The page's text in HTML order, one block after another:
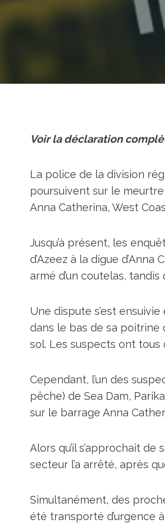
Voir la déclaration
La police de la division
poursuivent sur le
Anna Catherina, West
Jusqu’à présent, les
d’Azeez à la digue
armé d’un coutelas, tandis
Une dispute s’est
dans le bas de sa poitrine
sol. Les suspects ont
Cependant, l’un des
pêche) de Sea Dam,
sur le barrage Anna
Alors qu’il s’approchait
secteur l’a arrêté, après
Simultanément, des
été transporté d’urgence